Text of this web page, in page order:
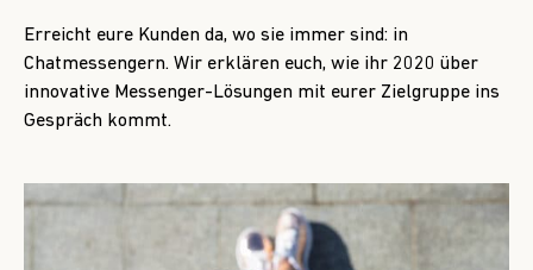
Erreicht eure Kunden da, wo sie immer sind: in
Chatmessengern. Wir erklären euch, wie ihr 2020 über
innovative Messenger-Lösungen mit eurer Zielgruppe ins
Gespräch kommt.